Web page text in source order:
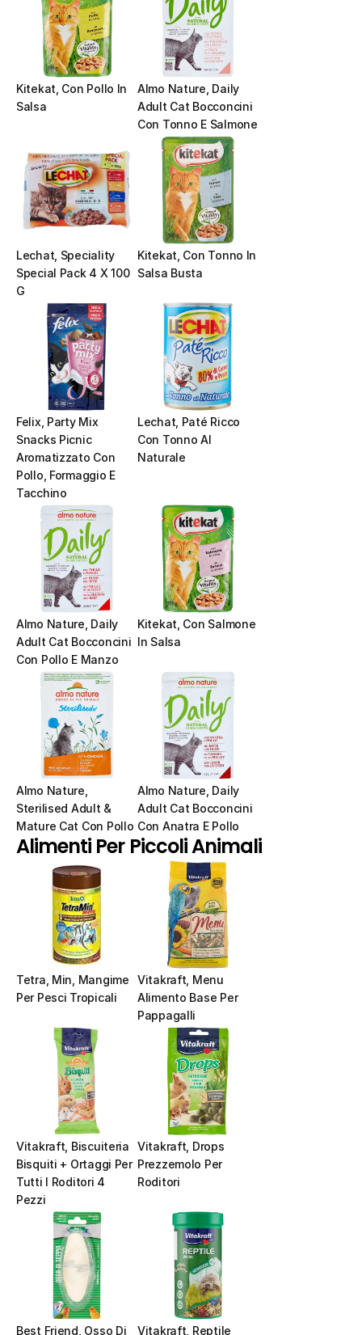
Kitekat, Con Pollo In
Salsa
Almo Nature, Daily
Adult Cat Bocconcini
Con Tonno E Salmone
Lechat, Speciality
Special Pack 4 X 100
G
Kitekat, Con Tonno In
Salsa Busta
Felix, Party Mix
Snacks Picnic
Aromatizzato Con
Pollo, Formaggio E
Tacchino
Lechat, Paté Ricco
Con Tonno Al
Naturale
Almo Nature, Daily
Adult Cat Bocconcini
Con Pollo E Manzo
Kitekat, Con Salmone
In Salsa
Almo Nature,
Sterilised Adult &
Mature Cat Con Pollo
Almo Nature, Daily
Adult Cat Bocconcini
Con Anatra E Pollo
Alimenti Per Piccoli Animali
Tetra, Min, Mangime
Per Pesci Tropicali
Vitakraft, Menu
Alimento Base Per
Pappagalli
Vitakraft, Biscuiteria
Bisquiti + Ortaggi Per
Tutti I Roditori 4
Pezzi
Vitakraft, Drops
Prezzemolo Per
Roditori
Best Friend, Osso Di Vitakraft, Reptile